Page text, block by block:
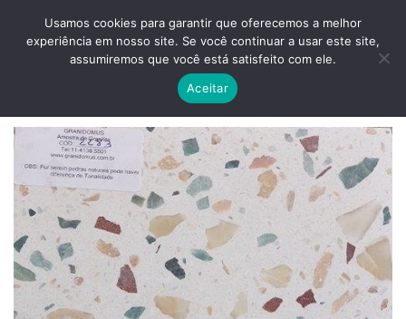
0
Usamos cookies para garantir que oferecemos a melhor
experiência em nosso site. Se você continuar a usar este site,
assumiremos que você está satisfeito com ele.
Aceitar